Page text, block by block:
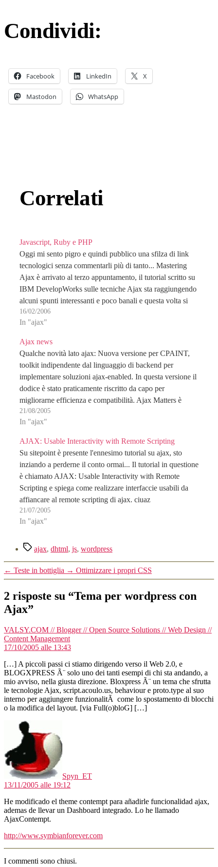
Condividi:
Facebook LinkedIn X
Mastodon WhatsApp
Correlati
Javascript, Ruby e PHP
Oggi mi sento pigro e quindi pubblico una sfilza di link
tecnologici senza commentarli più di tanto... Mastering
Ajax è arrivato al terzo appuntamento, il tutorial scritto su
IBM DevelopWorks sulle tecniche Ajax sta raggiungendo
alcuni spunti interessanti e poco banali e questa volta si
parla di header, server requests…
16/02/2006
In "ajax"
Ajax news
Qualche novità lato ajax: Nuova versione per CPAINT,
toolkit indipendente dal linguaggio di backend per
implementare soluzioni ajax-enabled. In questa versione il
dodice è stato praticamente riscritto da capo per
migliorarne efficienza e compatibilità. Ajax Matters è
l'ennesimo blog/portale verticale dedicato interamente ad
ajax Script, manuali, tutorial e link su…
21/08/2005
In "ajax"
AJAX: Usable Interactivity with Remote Scripting
Su sitepoint è presente l'ennesimo tutorial su ajax, sto
inziando a perderne il conto ormai... Il tutorial in questione
è chiamato AJAX: Usable Interactivity with Remote
Scripting e spiega come realizzare interfaccie usabili da
affiancare al remote scripting di ajax. ciuaz
21/07/2005
In "ajax"
Tag ajax, dhtml, js, wordpress
← Teste in bottiglia → Ottimizzare i propri CSS
2 risposte su “Tema per wordpress con
Ajax”
VALSY.COM // Blogger // Open Source Solutions // Web Design //
Content Managementdice:
17/10/2005 alle 13:43
[…] A piccoli passi ci stiamo dirigendo verso il Web 2.0, e
BLOGXPRESS Ã¨ solo uno dei tanti esempi di chi sta andando, a
mio avviso, nella giusta direzione. Bloxpress Ã¨ un tema che sfrutta
le tecnologie Ajax, script.acoulo.us, behaviour e proto.type al suo
interno per aggiungere funzionalitÃ come lo spostamento di blocchi
o la modifica del layout. [via Full(o)bloG] […]
Spyn_ET
13/11/2005 alle 19:12
He modificado el theme contempt para añadirle funcionalidad ajax,
ademas de llevar un Dashboard integrado. Lo he llamado
AjaxContempt.
http://www.symbianforever.com
I commenti sono chiusi.